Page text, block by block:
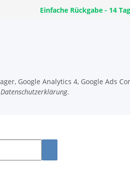
Einfache Rückgabe - 14
Google Analytics 4, Google Ads
Datenschutzerklärung.